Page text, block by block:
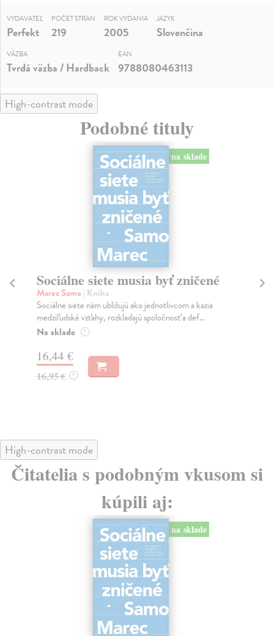
VYDAVATEĽ
Perfekt
POČET STRÁN
219
ROK VYDANIA
2005
JAZYK
Slovenčina
VÄZBA
Tvrdá väzba / Hardback
EAN
9788080463113
High-contrast mode
Podobné tituly
na sklade
Sociálne siete musia byť zničené
Marec Samo| Kniha
Sociálne siete nám ubližujú ako jednotlivcom a kazia
medziľudské vzťahy, rozkladajú spoločnosť a def...
Na sklade ?
16,44 €
16,95 € ?
High-contrast mode
Čitatelia s podobným vkusom si
kúpili aj:
na sklade